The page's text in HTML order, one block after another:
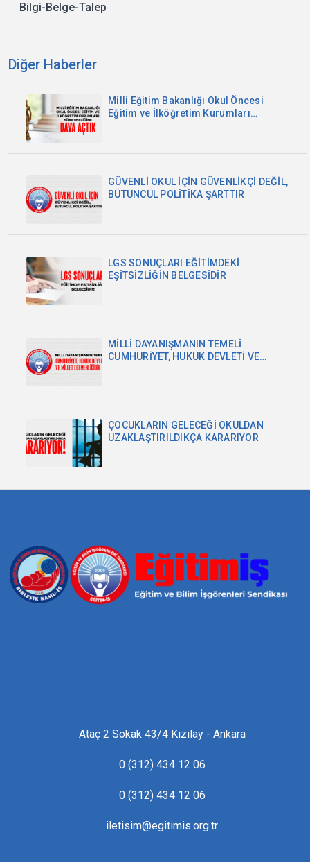
Bilgi-Belge-Talep
Diğer Haberler
Milli Eğitim Bakanlığı Okul Öncesi
Eğitim ve İlköğretim Kurumları
GÜVENLİ OKUL İÇİN GÜVENLİKÇİ DEĞİL,
BÜTÜNCÜL POLİTİKA ŞARTTIR
LGS SONUÇLARI EĞİTİMDEKİ
EŞİTSİZLİĞİN BELGESİDİR
MİLLİ DAYANIŞMANIN TEMELİ
CUMHURİYET, HUKUK DEVLETİ VE
ÇOCUKLARIN GELECEĞİ OKULDAN
UZAKLAŞTIRILDIKÇA KARARIYOR
Ataç 2 Sokak 43/4 Kızılay - Ankara
0 (312) 434 12 06
0 (312) 434 12 06
iletisim@egitimis.org.tr